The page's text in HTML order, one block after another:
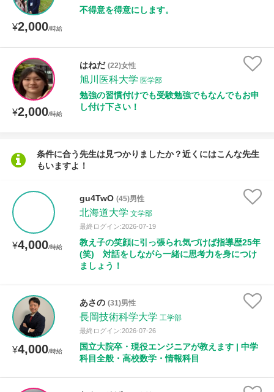
¥2,000/時給
不得意を得意にします。
¥2,000/時給
はねだ (22)女性
旭川医科大学 医学部
勉強の習慣付けでも受験勉強でもなんでもお申
し付け下さい！
条件に合う先生は見つかりましたか？近くにはこんな先生
もいますよ！
¥4,000/時給
gu4TwO (45)男性
北海道大学 文学部
最終ログイン:2026-07-19
教え子の笑顔に引っ張られ気づけば指導歴25年
(笑) 対話をしながら一緒に思考力を身につけ
ましょう！
¥4,000/時給
あさの (31)男性
長岡技術科学大学 工学部
最終ログイン:2026-07-26
国立大院卒・現役エンジニアが教えます | 中学
科目全般・高校数学・情報科目